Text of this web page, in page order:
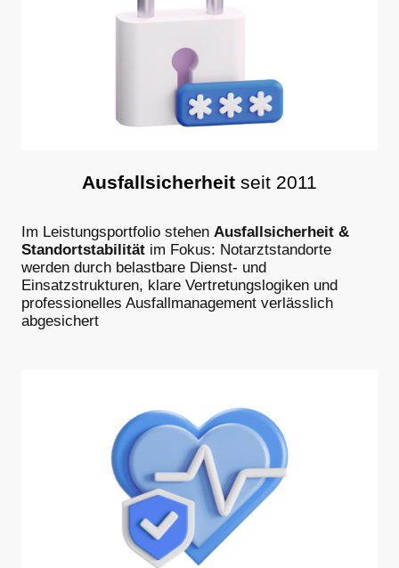
Ausfallsicherheit seit 2011
Im Leistungsportfolio stehen Ausfallsicherheit &
Standortstabilität im Fokus: Notarztstandorte
werden durch belastbare Dienst- und
Einsatzstrukturen, klare Vertretungslogiken und
professionelles Ausfallmanagement verlässlich
abgesichert